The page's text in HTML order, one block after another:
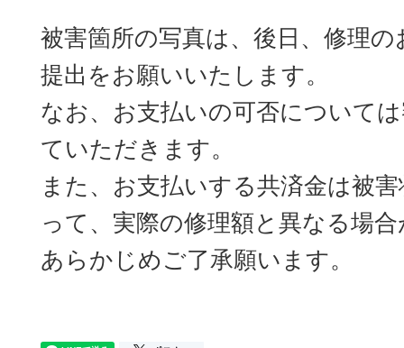
被害箇所の写真は、後日、修理
提出をお願いいたします。
なお、お支払いの可否について
ていただきます。
また、お支払いする共済金は被
って、実際の修理額と異なる場
あらかじめご了承願います。